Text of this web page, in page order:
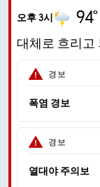
최대 자외선 지수
돌풍
습도
이슬점
AccuLumen
구름량
오후 3시 94°
대체로 흐리고
경보
폭염 경보
경보
열대야 주의보